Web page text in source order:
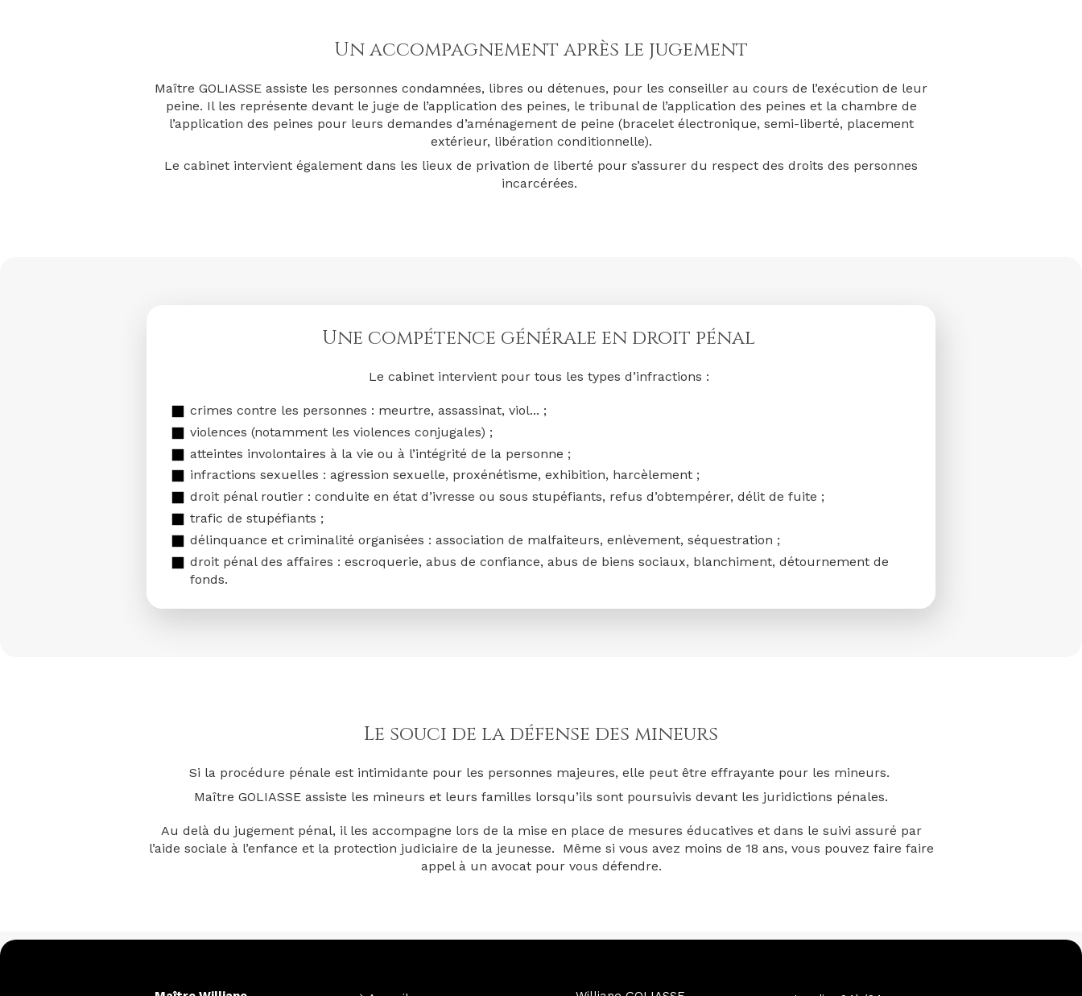
Un accompagnement après le jugement
Maître GOLIASSE assiste les personnes condamnées, libres ou détenues, pour les conseiller au cours de l’exécution de leur
peine. Il les représente devant le juge de l’application des peines, le tribunal de l’application des peines et la chambre de
l’application des peines pour leurs demandes d’aménagement de peine (bracelet électronique, semi-liberté, placement
extérieur, libération conditionnelle).
Le cabinet intervient également dans les lieux de privation de liberté pour s’assurer du respect des droits des personnes
incarcérées.
Une compétence générale en droit pénal
Le cabinet intervient pour tous les types d’infractions :
crimes contre les personnes : meurtre, assassinat, viol... ;
violences (notamment les violences conjugales) ;
atteintes involontaires à la vie ou à l’intégrité de la personne ;
infractions sexuelles : agression sexuelle, proxénétisme, exhibition, harcèlement ;
droit pénal routier : conduite en état d’ivresse ou sous stupéfiants, refus d’obtempérer, délit de fuite ;
trafic de stupéfiants ;
délinquance et criminalité organisées : association de malfaiteurs, enlèvement, séquestration ;
droit pénal des affaires : escroquerie, abus de confiance, abus de biens sociaux, blanchiment, détournement de
fonds.
Le souci de la défense des mineurs
Si la procédure pénale est intimidante pour les personnes majeures, elle peut être effrayante pour les mineurs.
Maître GOLIASSE assiste les mineurs et leurs familles lorsqu’ils sont poursuivis devant les juridictions pénales.
Au delà du jugement pénal, il les accompagne lors de la mise en place de mesures éducatives et dans le suivi assuré par
l’aide sociale à l’enfance et la protection judiciaire de la jeunesse. Même si vous avez moins de 18 ans, vous pouvez faire faire
appel à un avocat pour vous défendre.